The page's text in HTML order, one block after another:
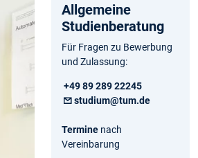
Allgemeine
Studienberatung
Für Fragen zu Bewerbung
und Zulassung:
+49 89 289 22245
studium@tum.de
Termine nach
Vereinbarung